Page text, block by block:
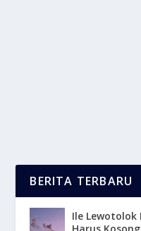
BERITA TERBARU
Ile Lewotolok
Harus Kosong